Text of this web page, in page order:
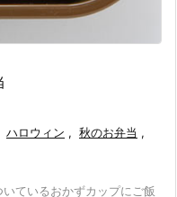
ハロウィン , 秋のお弁当 ,
ているおかずカップにご飯